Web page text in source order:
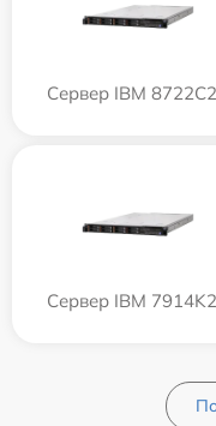
Сервер IBM
Сервер IBM